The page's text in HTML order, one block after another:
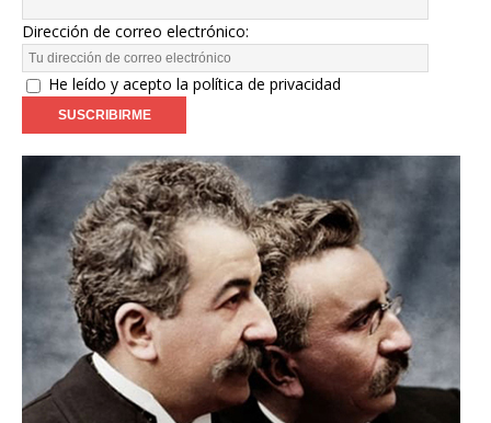
Dirección de correo electrónico:
He leído y acepto la política de privacidad